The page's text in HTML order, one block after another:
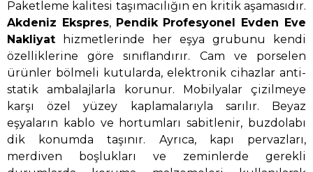
Paketleme kalitesi taşımacılığın en kritik aşamasıdır.
Akdeniz Ekspres, Pendik Profesyonel Evden Eve
Nakliyat hizmetlerinde her eşya grubunu kendi
özelliklerine göre sınıflandırır. Cam ve porselen
ürünler bölmeli kutularda, elektronik cihazlar anti-
statik ambalajlarla korunur. Mobilyalar çizilmeye
karşı özel yüzey kaplamalarıyla sarılır. Beyaz
eşyaların kablo ve hortumları sabitlenir, buzdolabı
dik konumda taşınır. Ayrıca, kapı pervazları,
merdiven boşlukları ve zeminlerde gerekli